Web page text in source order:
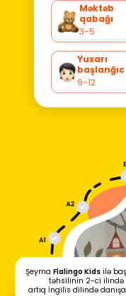
Şeyma Flalingo Kidsilə
təhsilinin 2-ci ilində
artıq İngilis dilində
Məktəb
qabağı
3-5
Yuxarı
başlanğıc
9-12